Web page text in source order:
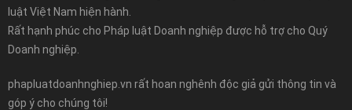
luật Việt Nam hiện hành.
Rất hạnh phúc cho Pháp luật Doanh nghiệp được hỗ trợ cho Quý
Doanh nghiệp.
phapluatdoanhnghiep.vn rất hoan nghênh độc giả gửi thông tin và
góp ý cho chúng tôi!